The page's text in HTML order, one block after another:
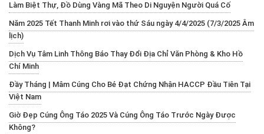
Làm Biệt Thự, Đồ Dùng Vàng Mã Theo Di Nguyện Người Quá Cố
Năm 2025 Tết Thanh Minh rơi vào thứ Sáu ngày 4/4/2025 (7/3/2025 Âm
lịch)
Dịch Vụ Tâm Linh Thông Báo Thay Đổi Địa Chỉ Văn Phòng & Kho Hồ
Chí Minh
Đầy Tháng | Mâm Cúng Cho Bé Đạt Chứng Nhận HACCP Đầu Tiên Tại
Việt Nam
Giờ Đẹp Cúng Ông Táo 2025 Và Cúng Ông Táo Trước Ngày Được
Không?